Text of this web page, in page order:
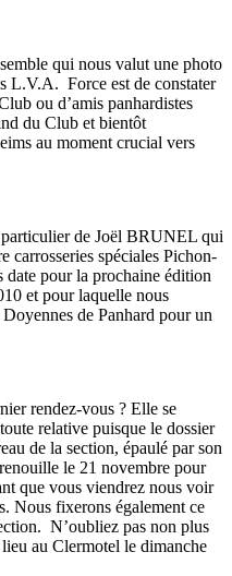
qui nous valut une photo
L.V.A. Force est de constater
ou d’amis panhardistes
du Club et bientôt
au moment crucial vers
de Joël BRUNEL qui
carrosseries spéciales Pichon-
date pour la prochaine édition
et pour laquelle nous
de Panhard pour un
rendez-vous ? Elle se
relative puisque le dossier
de la section, épaulé par son
le 21 novembre pour
que vous viendrez nous voir
Nous fixerons également ce
N’oubliez pas non plus
au Clermotel le dimanche